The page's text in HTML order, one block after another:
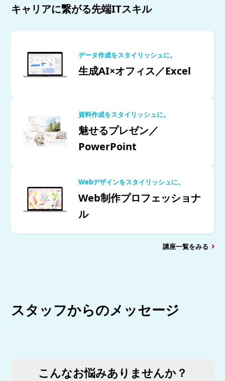
キャリアに繋がる先端ITスキル
データ作成をスタイリッシュに。
生成AI×オフィス／Excel
資料作成をスタイリッシュに。
魅せるプレゼン／
PowerPoint
Webデザインをスタイリッシュに。
Web制作プロフェッショナ
ル
講座一覧をみる
スタッフからのメッセージ
こんなお悩みありませんか？